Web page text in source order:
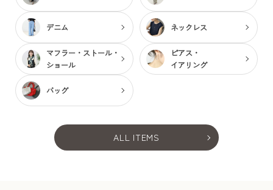
デニム ネックレス
マフラー・ストール・
ショール
ピアス・
イアリング
バッグ
ALL ITEMS